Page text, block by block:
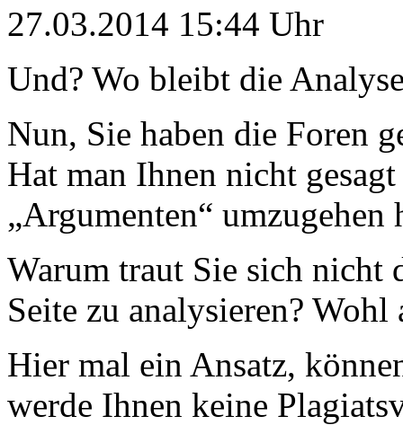
27.03.2014 15:44 Uhr
Und? Wo bleibt die
Nun, Sie haben die Foren
Hat man Ihnen nicht
„Argumenten“ umzugehen
Warum traut Sie sich nicht
Seite zu analysieren?
Hier mal ein Ansatz,
werde Ihnen keine